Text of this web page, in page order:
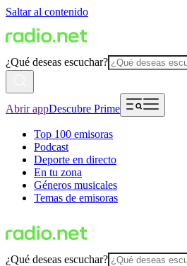
Saltar al contenido
¿Qué deseas escuchar?
Abrir appDescubre Prime
Top 100 emisoras
Podcast
Deporte en directo
En tu zona
Géneros musicales
Temas de emisoras
¿Qué deseas escuchar?